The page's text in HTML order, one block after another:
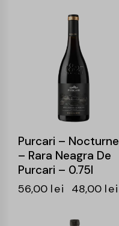
Purcari – Nocturne
– Rara Neagra De
Purcari – 0.75l
56,00 lei 48,00 lei